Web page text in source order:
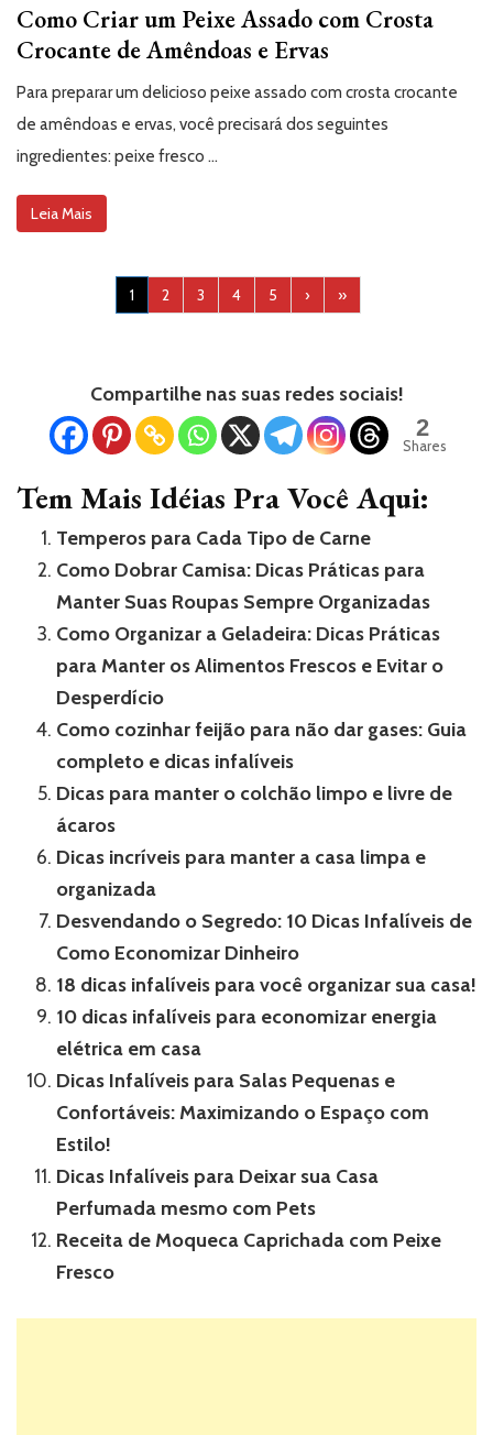
Como Criar um Peixe Assado com Crosta
Crocante de Amêndoas e Ervas
Para preparar um delicioso peixe assado com crosta crocante
de amêndoas e ervas, você precisará dos seguintes
ingredientes: peixe fresco …
Leia Mais
1 2 3 4 5 › »
Compartilhe nas suas redes sociais!
2
Shares
Tem Mais Idéias Pra Você Aqui:
Temperos para Cada Tipo de Carne
Como Dobrar Camisa: Dicas Práticas para
Manter Suas Roupas Sempre Organizadas
Como Organizar a Geladeira: Dicas Práticas
para Manter os Alimentos Frescos e Evitar o
Desperdício
Como cozinhar feijão para não dar gases: Guia
completo e dicas infalíveis
Dicas para manter o colchão limpo e livre de
ácaros
Dicas incríveis para manter a casa limpa e
organizada
Desvendando o Segredo: 10 Dicas Infalíveis de
Como Economizar Dinheiro
18 dicas infalíveis para você organizar sua casa!
10 dicas infalíveis para economizar energia
elétrica em casa
Dicas Infalíveis para Salas Pequenas e
Confortáveis: Maximizando o Espaço com
Estilo!
Dicas Infalíveis para Deixar sua Casa
Perfumada mesmo com Pets
Receita de Moqueca Caprichada com Peixe
Fresco